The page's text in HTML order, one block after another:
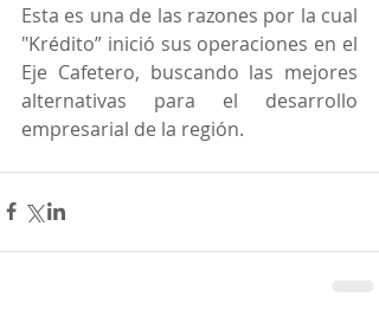
Esta es una de las razones por la cual
"Krédito” inició sus operaciones en el
Eje Cafetero, buscando las mejores
alternativas para el desarrollo
empresarial de la región.